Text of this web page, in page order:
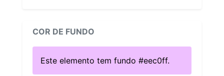
COR DE FUNDO
Este elemento tem fundo #eec0ff.